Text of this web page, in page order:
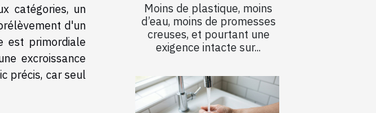
catégories, un
d'un
est primordiale
excroissance
précis, car seul
Moins de plastique, moins
d’eau, moins de promesses
creuses, et pourtant une
exigence intacte sur...